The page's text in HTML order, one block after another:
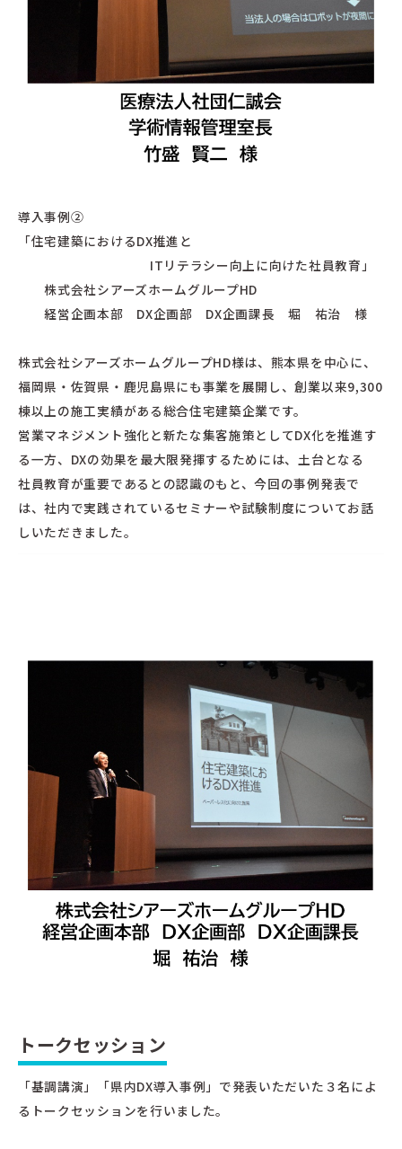
導入事例②
「住宅建築におけるDX推進と
ITリテラシー向上に向けた社員教育」
株式会社シアーズホームグループHD
経営企画本部 DX企画部 DX企画課長 堀 祐治 様
株式会社シアーズホームグループHD様は、熊本県を中心に、
福岡県・佐賀県・鹿児島県にも事業を展開し、創業以来9,300
棟以上の施工実績がある総合住宅建築企業です。
営業マネジメント強化と新たな集客施策としてDX化を推進す
る一方、DXの効果を最大限発揮するためには、土台となる
社員教育が重要であるとの認識のもと、今回の事例発表で
は、社内で実践されているセミナーや試験制度についてお話
しいただきました。
トークセッション
「基調講演」「県内DX導入事例」で発表いただいた３名によ
るトークセッションを行いました。